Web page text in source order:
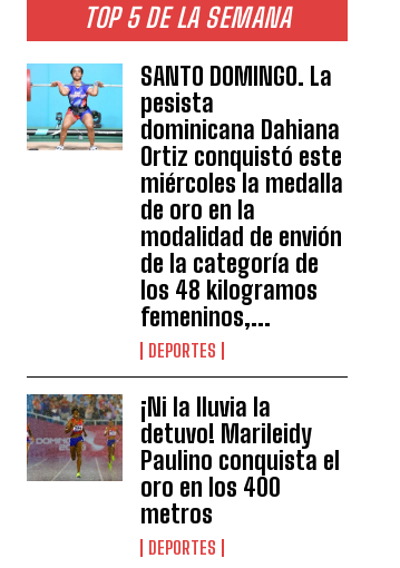
TOP 5 DE LA SEMANA
SANTO DOMINGO. La
pesista
dominicana Dahiana
Ortiz conquistó este
miércoles la medalla
de oro en la
modalidad de envión
de la categoría de
los 48 kilogramos
femeninos,...
DEPORTES
¡Ni la lluvia la
detuvo! Marileidy
Paulino conquista el
oro en los 400
metros
DEPORTES